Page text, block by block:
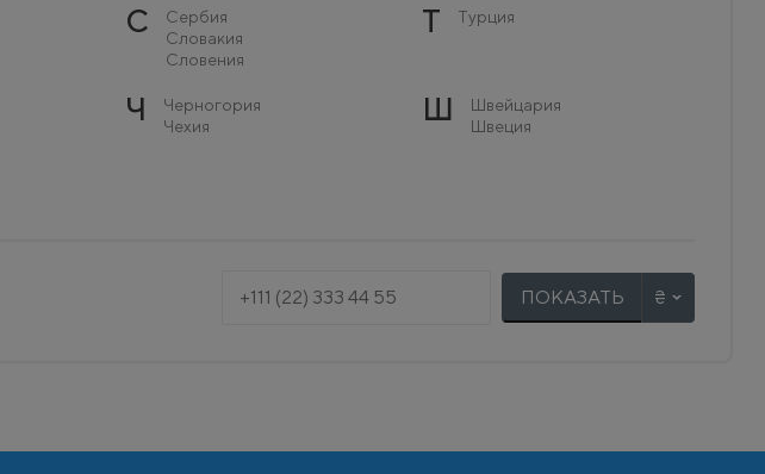
С
Сербия
Словакия
Словения
Т Турция
Ч
Черногория
Чехия
Ш
Швейцария
Швеция
ПОКАЗАТЬ